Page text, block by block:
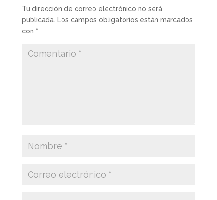
Tu dirección de correo electrónico no será
publicada. Los campos obligatorios están marcados
con *